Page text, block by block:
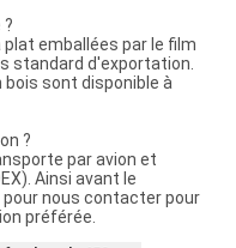
emballées par le film
standard d'exportation.
bois sont disponible à
?
par avion et
Ainsi avant le
nous contacter pour
préférée.